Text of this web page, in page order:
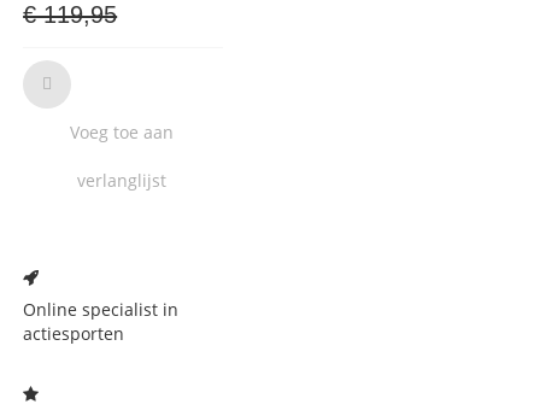
€ 119,95
Voeg toe aan
verlanglijst
verlanglijst
Online specialist in
actiesporten